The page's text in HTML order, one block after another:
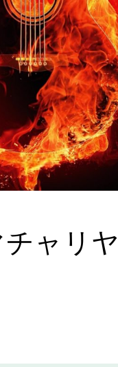
チャリヤ